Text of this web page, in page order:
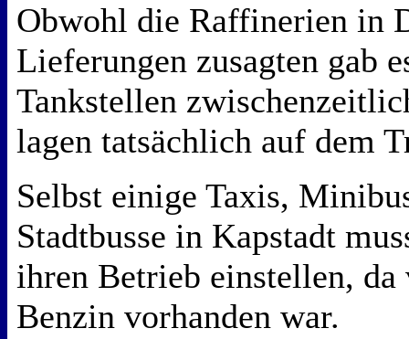
Obwohl die Raffinerien in
Lieferungen zusagten gab
Tankstellen
lagen tatsächlich auf dem
Selbst einige Taxis,
Stadtbusse in Kapstadt
ihren Betrieb einstellen, da
Benzin vorhanden war.